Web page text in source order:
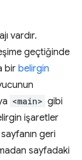
vardır.
geçtiğinde
bir belirgin
<main> gibi
işaretler
geri
sayfadaki